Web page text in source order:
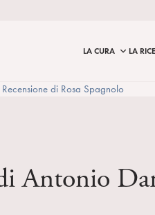
LA CURA LA
di Rosa Spagnolo
Antonio